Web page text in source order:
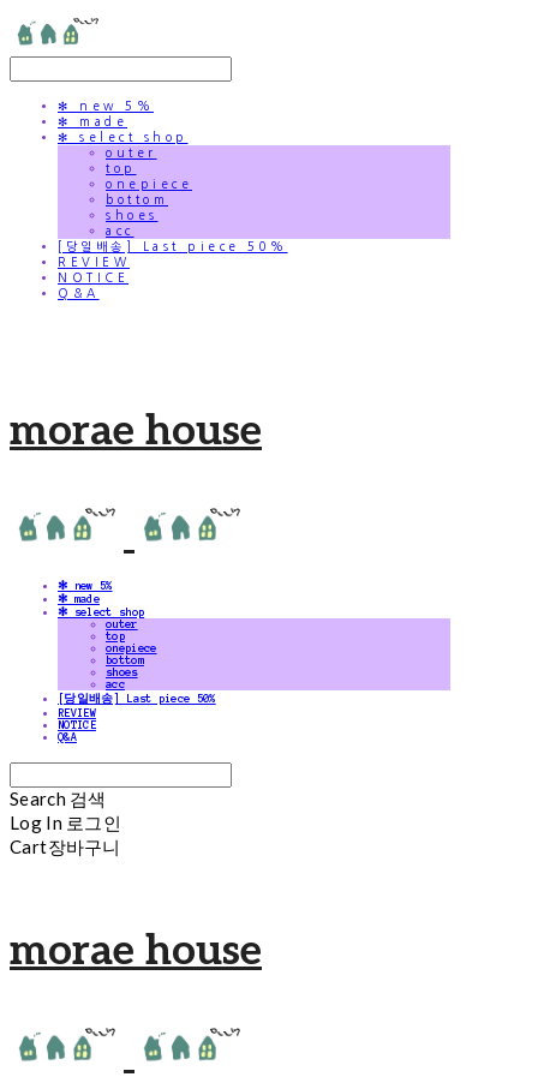
✻ new 5%
✻ made
✻ select shop
outer
top
onepiece
bottom
shoes
acc
[당일배송] Last piece 50%
REVIEW
NOTICE
Q&A
morae house
✻ new 5%
✻ made
✻ select shop
outer
top
onepiece
bottom
shoes
acc
[당일배송] Last piece 50%
REVIEW
NOTICE
Q&A
Search 검색
Log In 로그인
Cart장바구니
morae house